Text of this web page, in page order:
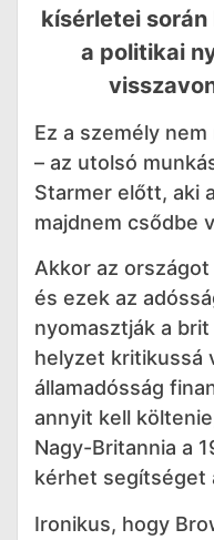
kísérletei
a politikai
Ez a személy
– az utolsó
Starmer előtt, aki
majdnem csődbe
Akkor az
és ezek az
nyomasztják a
helyzet kritikussá
államadósság
annyit kell
Nagy-Britannia a
kérhet segítséget
Ironikus, hogy